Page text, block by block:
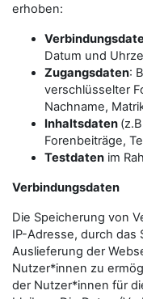
erhoben:
Datum und
Zugangsdaten:
verschlüsselter
Nachname,
Inhaltsdaten
Forenbeiträge,
Testdaten im
Verbindungsdaten
Die Speicherung von
IP-Adresse, durch das
Auslieferung der
Nutzer*innen zu
der Nutzer*innen für